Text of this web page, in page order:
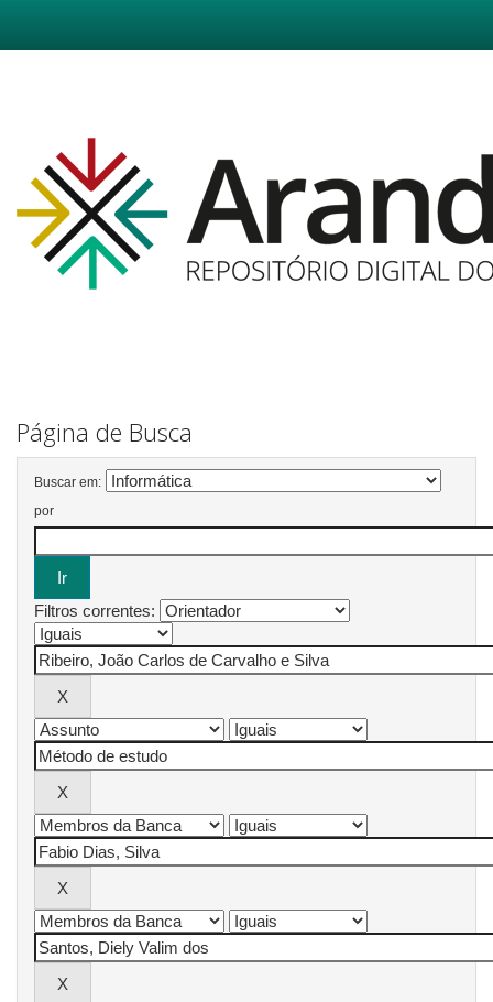
Página de Busca
Buscar em:
por
Filtros correntes: